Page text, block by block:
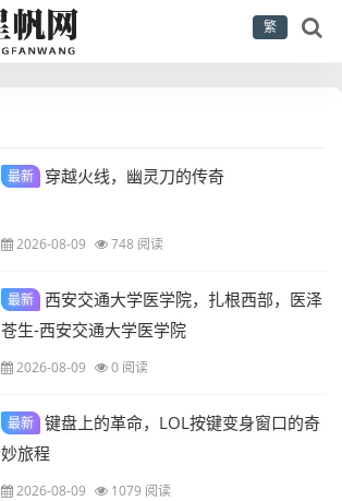
繁
最新 穿越火线，幽灵刀的传奇
2026-08-09 748 阅读
最新 西安交通大学医学院，扎根西部，医泽
苍生-西安交通大学医学院
2026-08-09 0 阅读
最新 键盘上的革命，LOL按键变身窗口的奇
妙旅程
2026-08-09 1079 阅读